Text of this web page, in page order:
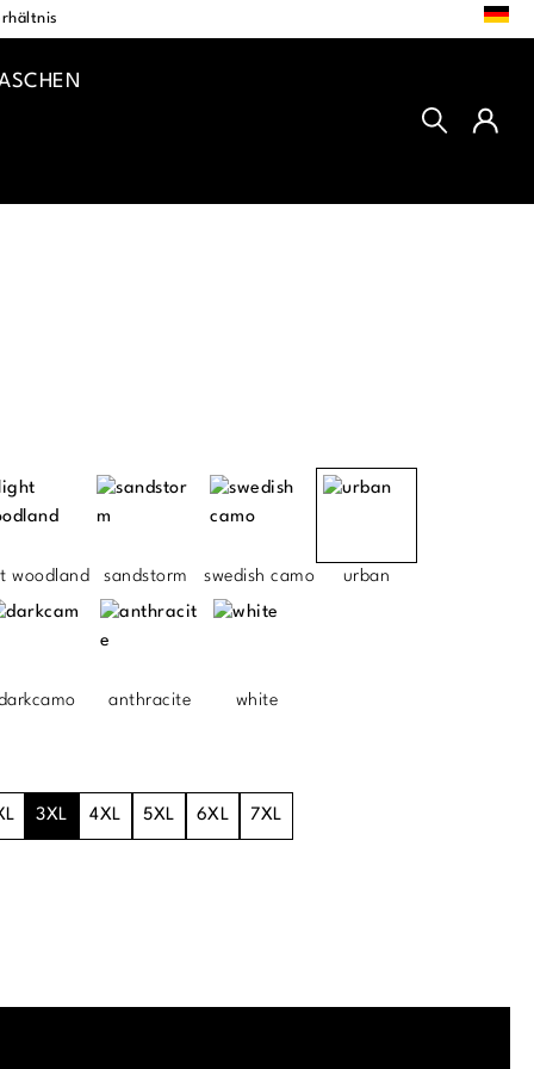
woodland sandstorm swedish camo urban
anthracite white
3XL 4XL 5XL 6XL 7XL